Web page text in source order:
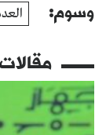
وسوم: العدد